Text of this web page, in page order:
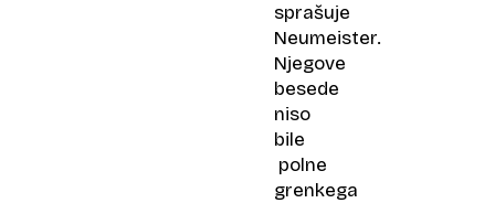
sprašuje
Neumeister.
Njegove
besede
niso
bile
polne
grenkega